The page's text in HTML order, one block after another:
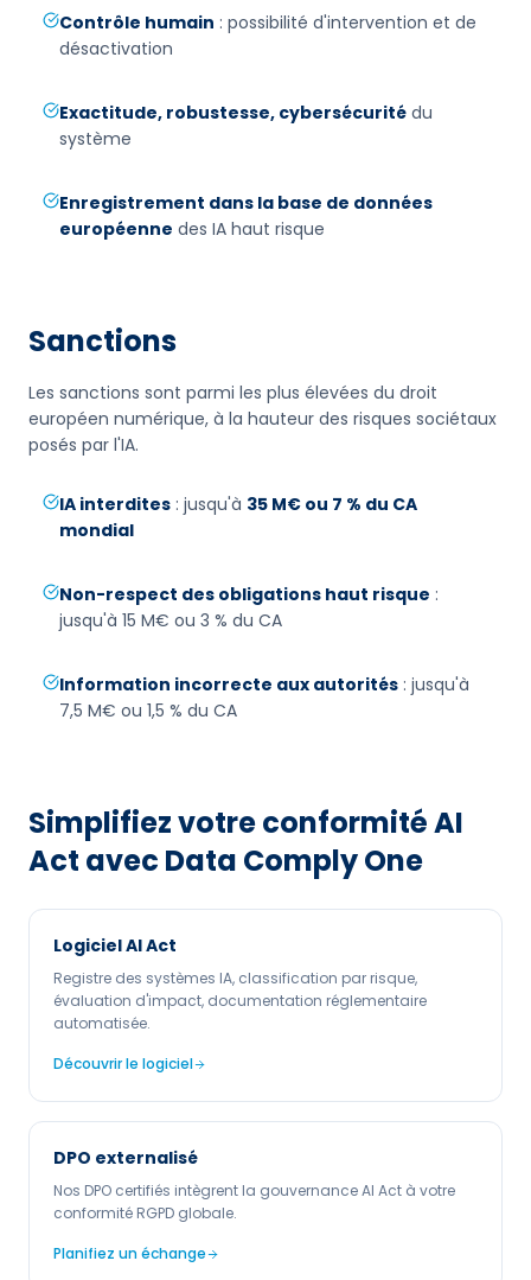
Contrôle humain : possibilité d'intervention et de
désactivation
Exactitude, robustesse, cybersécurité du
système
Enregistrement dans la base de données
européenne des IA haut risque
Sanctions
Les sanctions sont parmi les plus élevées du droit
européen numérique, à la hauteur des risques sociétaux
posés par l'IA.
IA interdites : jusqu'à 35 M€ ou 7 % du CA
mondial
Non-respect des obligations haut risque :
jusqu'à 15 M€ ou 3 % du CA
Information incorrecte aux autorités : jusqu'à
7,5 M€ ou 1,5 % du CA
Simplifiez votre conformitéAI
Act avec Data Comply One
Logiciel AI Act
Registre des systèmes IA, classification par risque,
évaluation d'impact, documentation réglementaire
automatisée.
Découvrir le logiciel
DPO externalisé
Nos DPO certifiés intègrent la gouvernance AI Act à votre
conformité RGPD globale.
Planifiez un échange